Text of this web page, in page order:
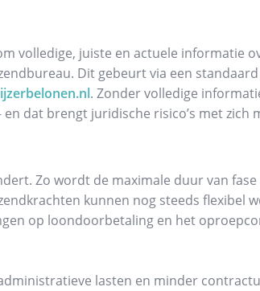
volledige, juiste en actuele informatie
Dit gebeurt via een standaard
. Zonder volledige
dat brengt juridische risico’s met zich
Zo wordt de maximale duur van fase
kunnen nog steeds flexibel
op loondoorbetaling en het
lasten en minder